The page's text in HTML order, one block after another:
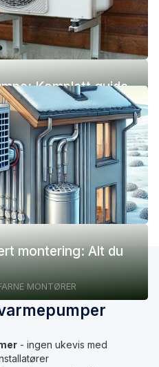
Komplett guide
montering: Alt du
MONTØRER
- ingen ukevis med